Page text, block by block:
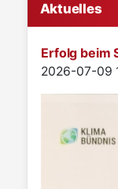
Aktuelles
Erfolg beim
Details
2026-07-09